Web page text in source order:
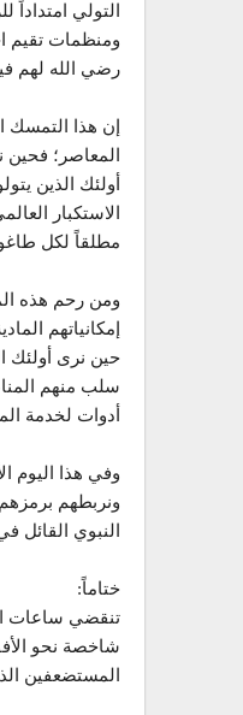
التولي
ومنظمات تقيم
رضي الله لهم
إن هذا التمسك
المعاصر؛ فحين
أولئك الذين
الاستكبار
مطلقاً لكل
ومن رحم هذه
إمكانياتهم
حين نرى أولئك
سلب منهم
أدوات لخدمة
وفي هذا اليوم
ونربطهم
النبوي
ختاماً:
تنقضي ساعات
شاخصة نحو
المستضعفين